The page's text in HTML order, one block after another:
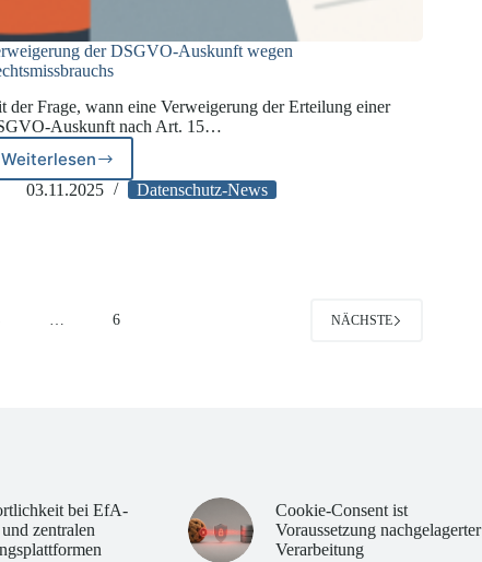
der DSGVO-Auskunft wegen
der Frage, wann eine Verweigerung der Erteilung einer
Auskunft nach Art. 15…
WeiterlesenVerweigerung
der
03.11.2025 Datenschutz-News
… 6 NÄCHSTE
bei EfA-
zentralen
Cookie-Consent ist
Voraussetzung nachgelagerter
Verarbeitung